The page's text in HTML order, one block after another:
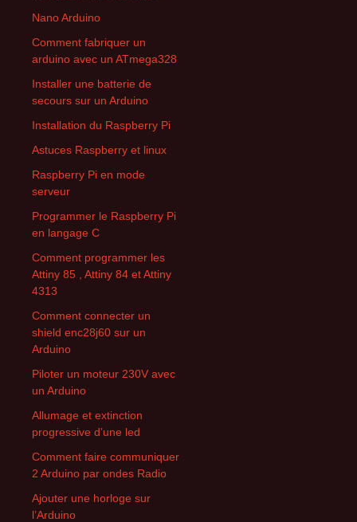
Nano Arduino
Comment fabriquer un
arduino avec un ATmega328
Installer une batterie de
secours sur un Arduino
Installation du Raspberry Pi
Astuces Raspberry et linux
Raspberry Pi en mode
serveur
Programmer le Raspberry Pi
en langage C
Comment programmer les
Attiny 85 , Attiny 84 et Attiny
4313
Comment connecter un
shield enc28j60 sur un
Arduino
Piloter un moteur 230V avec
un Arduino
Allumage et extinction
progressive d’une led
Comment faire communiquer
2 Arduino par ondes Radio
Ajouter une horloge sur
l’Arduino